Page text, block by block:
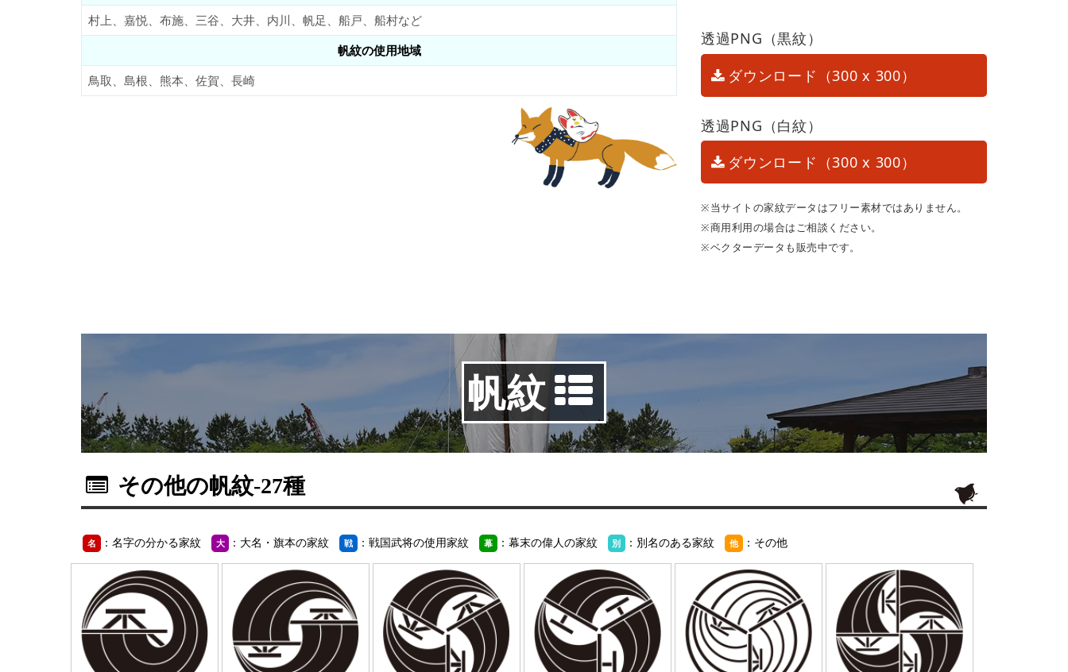
村上、嘉悦、布施、三谷、大井、内川、帆足、船戸、船村など
帆紋の使用地域
鳥取、島根、熊本、佐賀、長崎
透過PNG（黒紋）
ダウンロード（300 x 300）
透過PNG（白紋）
ダウンロード（300 x 300）
※当サイトの家紋データはフリー素材ではありません。
※商用利用の場合はご相談ください。
※ベクターデータも販売中です。
帆紋
その他の帆紋-27種
名 ：名字の分かる家紋 大 ：大名・旗本の家紋 戦 ：戦国武将の使用家紋 幕 ：幕末の偉人の家紋 別 ：別名のある家紋 他 ：その他